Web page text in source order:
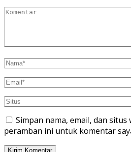
Simpan nama, email, dan situs
peramban ini untuk komentar